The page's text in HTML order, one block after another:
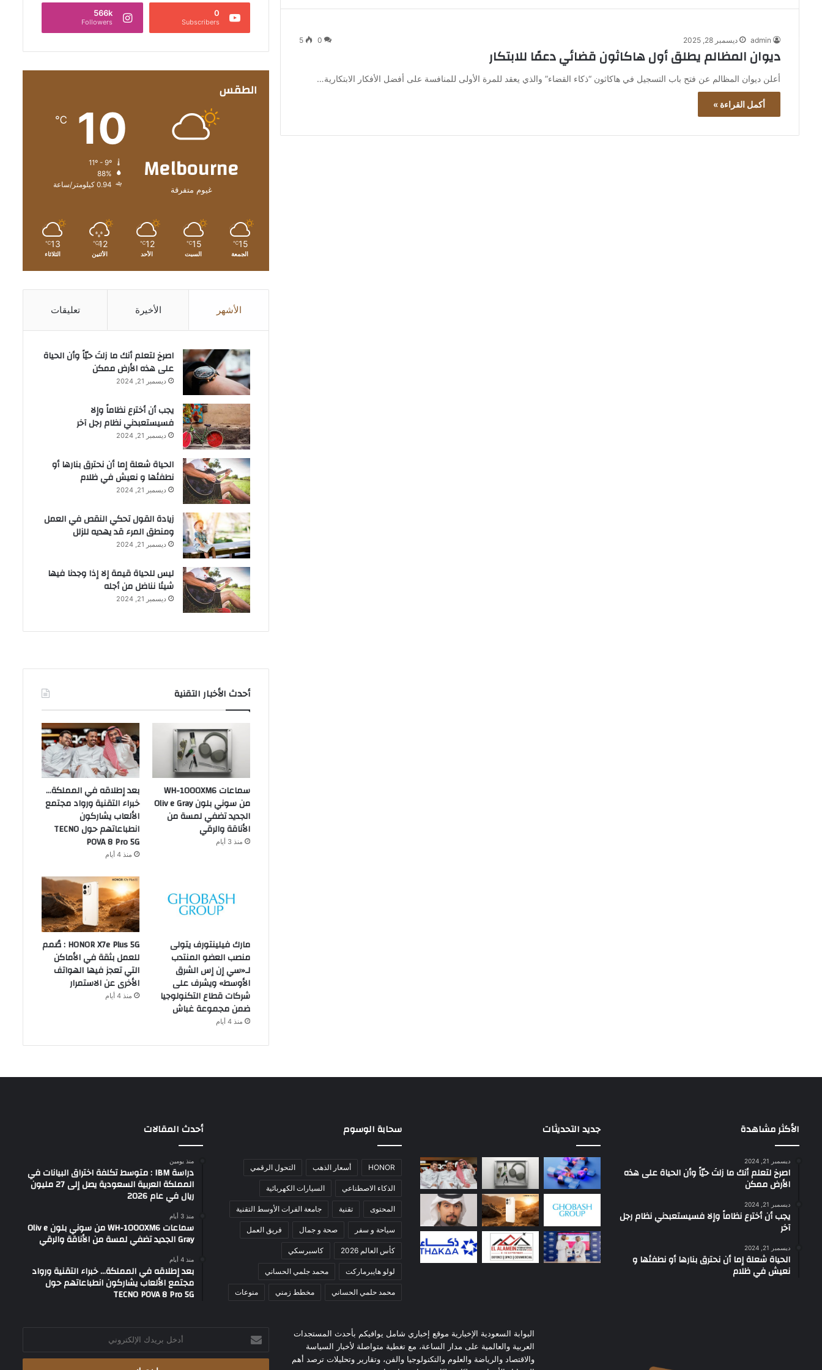
admin ديسمبر 28, 2025 0
5
ديوان المظالم يطلق أول هاكاثون قضائي دعمًا للابتكار
أعلن ديوان المظالم عن فتح باب التسجيل في هاكاثون “ذكاء القضاء” والذي يعقد للمرة الأولى للمنافسة على أفضل الأفكار الابتكارية…
أكمل القراءة »
0
Subscribers
566k
Followers
الطقس
Melbourne
غيوم متفرقة
10
℃
88%
0.94 كيلومتر/ساعة
15
℃
الجمعة
15
℃
السبت
12
℃
الأحد
12
℃
الأثنين
13
℃
الثلاثاء
الأشهر الأخيرة تعليقات
‫اصرخ لتعلم أنك ما زلتَ حيّاً وأن الحياة
على هذه الأرض ممكن
ديسمبر 21, 2024
يجب أن أخترع نظاماً وإلا
فسيستعبدني نظام رجل آخر
ديسمبر 21, 2024
الحياة شعلة إما أن نحترق بنارها أو
نطفئها و نعيش في ظلام
ديسمبر 21, 2024
زيادة القول تحكي النقص في العمل
ومنطق المرء قد يهديه للزلل
ديسمبر 21, 2024
ليس للحياة قيمة إلا إذا وجدنا فيها
شيئا نناضل من أجله
ديسمبر 21, 2024
أحدث الأخبار التقنية
سماعات WH-1000XM6
من سوني بلون Oliv e Gray
الجديد تضفي لمسة من
الأناقة والرقي
منذ 3 أيام
بعد إطلاقه في المملكة…
خبراء التقنية ورواد مجتمع
الألعاب يشاركون
انطباعاتهم حول TECNO
POVA 8 Pro 5G
منذ 4 أيام
مارك فيلينتورف يتولى
منصب العضو المنتدب
لـ«سي إن إس الشرق
الأوسط» ويشرف على
شركات قطاع التكنولوجيا
ضمن مجموعة غباش
منذ 4 أيام
HONOR X7e Plus 5G : صُمم
للعمل بثقة في الأماكن
التي تعجز فيها الهواتف
الأخرى عن الاستمرار
منذ 4 أيام
الأكثر مشاهدة
ديسمبر 21, 2024
‫اصرخ لتعلم أنك ما زلتَ حيّاً وأن الحياة على هذه
الأرض ممكن
ديسمبر 21, 2024
يجب أن أخترع نظاماً وإلا فسيستعبدني نظام رجل
آخر
ديسمبر 21, 2024
الحياة شعلة إما أن نحترق بنارها أو نطفئها و
نعيش في ظلام
جديد التحديثات سحابة الوسوم
HONOR أسعار الذهب التحول الرقمي
الذكاء الاصطناعي السيارات الكهربائية
المحتوى تقنية جامعة الفرات الأوسط التقنية
سياحة و سفر صحة و جمال فريق العمل
كأس العالم 2026 كاسبرسكي
لولو هايبرماركت محمد جلمي الحساني
محمد حلمي الحساني مخطط زمني منوعات
أحدث المقالات
منذ يومين
دراسة IBM : متوسط تكلفة اختراق البيانات في
المملكة العربية السعودية يصل إلى 27 مليون
ريال في عام 2026
منذ 3 أيام
سماعات WH-1000XM6 من سوني بلون Oliv e
Gray الجديد تضفي لمسة من الأناقة والرقي
منذ 4 أيام
بعد إطلاقه في المملكة… خبراء التقنية ورواد
مجتمع الألعاب يشاركون انطباعاتهم حول
TECNO POVA 8 Pro 5G
البوابة السعودية الإخبارية موقع إخباري شامل يوافيكم بأحدث المستجدات
العربية والعالمية على مدار الساعة، مع تغطية متواصلة لأخبار السياسة
والاقتصاد والرياضة والعلوم والتكنولوجيا والفن، وتقارير وتحليلات ترصد أهم
بريدك
الإلكتروني